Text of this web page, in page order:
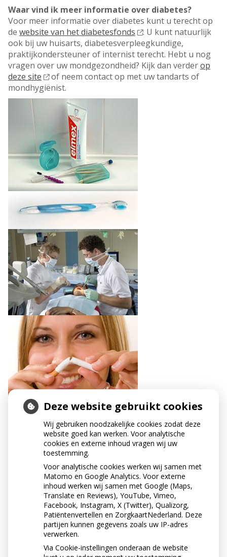
Waar vind ik meer informatie over diabetes?
Voor meer informatie over diabetes kunt u terecht op
de website van het diabetesfonds
. U kunt natuurlijk
ook bij uw huisarts, diabetesverpleegkundige,
praktijkondersteuner of internist terecht. Hebt u nog
vragen over uw mondgezondheid? Kijk dan verderop
deze site
of neem contact op met uw tandarts of
mondhygiënist.
HEEFT DIABETES
GEVOLGEN VOOR MIJN
TANDVLEES?
Iemand met diabetes is gevoeliger voor ontstekingen
en infecties. Dus ook het tandvlees ontsteekt sneller.
Dat gebeurt vooral wanneer de diabetes niet goed is
ingesteld. Mensen met diabetes, en vooral niet goed
ingestelde diabetes, hebben een verhoogde kans op
het ontwikkelen van parodontitis.
« Terug naar het overzicht
Deze website gebruikt cookies
Wij gebruiken noodzakelijke cookies zodat deze
website goed kan werken. Voor analytische
cookies en externe inhoud vragen wij uw
toestemming.
Voor analytische cookies werken wij samen met
Matomo en Google Analytics. Voor externe
inhoud werken wij samen met Google (Maps,
Translate en Reviews), YouTube, Vimeo,
Facebook, Instagram, X (Twitter), Qualizorg,
Patiëntenvertellen en ZorgkaartNederland. Deze
partijen kunnen gegevens zoals uw IP-adres
verwerken.
Via Cookie-instellingen onderaan de website